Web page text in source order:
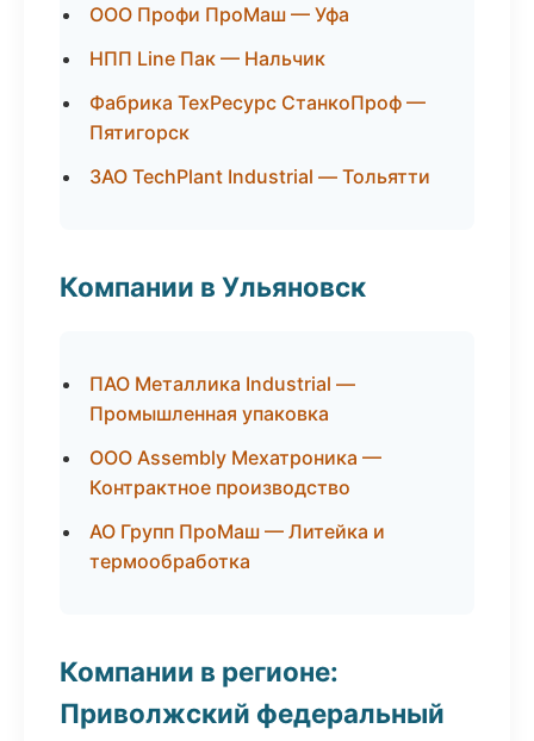
ООО Профи ПроМаш — Уфа
НПП Line Пак — Нальчик
Фабрика ТехРесурс СтанкоПроф —
Пятигорск
ЗАО TechPlant Industrial — Тольятти
Компании в Ульяновск
ПАО Металлика Industrial —
Промышленная упаковка
ООО Assembly Мехатроника —
Контрактное производство
АО Групп ПроМаш — Литейка и
термообработка
Компании в регионе:
Приволжский федеральный